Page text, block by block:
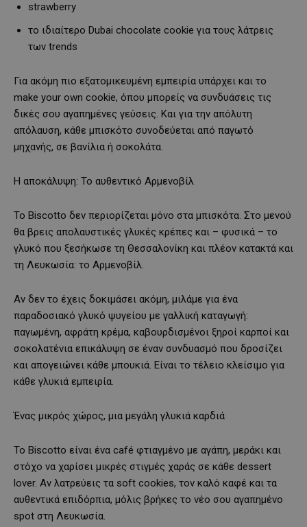
strawberry
το ιδιαίτερο Dubai chocolate cookie για τους λάτρεις
των trends
Για ακόμη πιο εξατομικευμένη εμπειρία υπάρχει και το
make your own cookie, όπου μπορείς να συνδυάσεις τις
δικές σου αγαπημένες γεύσεις. Και για την απόλυτη
απόλαυση, κάθε μπισκότο συνοδεύεται από παγωτό
μηχανής, σε βανίλια ή σοκολάτα.
Η αποκάλυψη: Το αυθεντικό Αρμενοβίλ
Το Biscotto δεν περιορίζεται μόνο στα μπισκότα. Στο μενού
θα βρεις απολαυστικές γλυκές κρέπες και – φυσικά – το
γλυκό που ξεσήκωσε τη Θεσσαλονίκη και πλέον κατακτά και
τη Λευκωσία: το Αρμενοβίλ.
Αν δεν το έχεις δοκιμάσει ακόμη, μιλάμε για ένα
παραδοσιακό γλυκό ψυγείου με γαλλική καταγωγή:
παγωμένη, αφράτη κρέμα, καβουρδισμένοι ξηροί καρποί και
σοκολατένια επικάλυψη σε έναν συνδυασμό που δροσίζει
και απογειώνει κάθε μπουκιά. Είναι το τέλειο κλείσιμο για
κάθε γλυκιά εμπειρία.
Ένας μικρός χώρος, μια μεγάλη γλυκιά καρδιά
Το Biscotto είναι ένα café φτιαγμένο με αγάπη, μεράκι και
στόχο να χαρίσει μικρές στιγμές χαράς σε κάθε dessert
lover. Αν λατρεύεις τα soft cookies, τον καλό καφέ και τα
αυθεντικά επιδόρπια, μόλις βρήκες το νέο σου αγαπημένο
spot στη Λευκωσία.